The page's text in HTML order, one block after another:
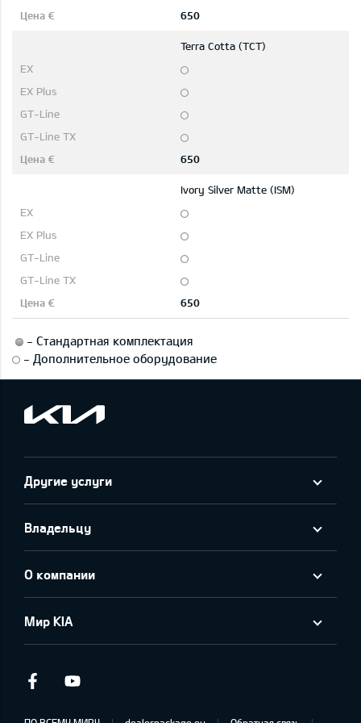
650
Terra Cotta (TCT)
650
Ivory Silver Matte (ISM)
650
- Стандартная комплектация
- Дополнительное оборудование
Другие услуги
Владельцу
О компании
Мир KIA
Facebook